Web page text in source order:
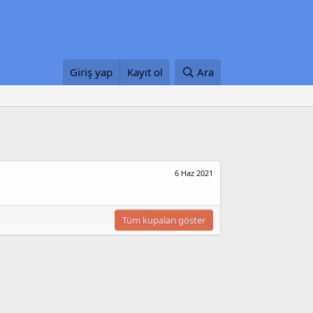
Giriş yap Kayıt ol Ara
6 Haz 2021
Tüm kupaları göster